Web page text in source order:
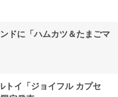
ドに「ハムカツ＆たまごマ
トイ「ジョイフル カプセ